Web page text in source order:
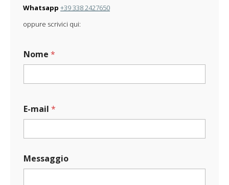
Whatsapp +39 338 2427650
oppure scrivici qui:
Nome *
E-mail *
a
r
Messaggio